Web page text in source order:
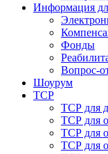
Информация
Фонды
Вопрос-
Шоурум
ТСР
ТСР для
ТСР для
ТСР для
ТСР для